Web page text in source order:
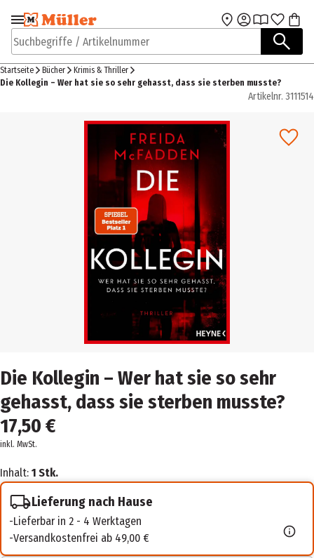
Zur Navigation
springen
Zum Hauptinhalt
Suchbegriffe / Artikelnummer
Startseite Bücher
Krimis & Thriller
Die Kollegin – Wer hat sie so sehr gehasst, dass sie sterben musste?
Artikelnr. 3111514
Die Kollegin – Wer hat sie so sehr
gehasst, dass sie sterben musste?
17,50 €
inkl. MwSt.
Inhalt: 1 Stk.
Lieferung nach Hause
Lieferbar in 2 - 4 Werktagen
Versandkostenfrei ab 49,00 €